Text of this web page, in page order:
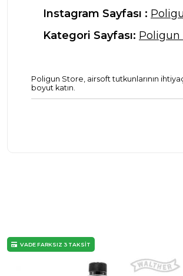
Instagram Sayfası :
Kategori Sayfası: Poligun
Poligun Store, airsoft tutkunlarının
boyut katın.
VADE FARKSIZ 3 TAKSİT